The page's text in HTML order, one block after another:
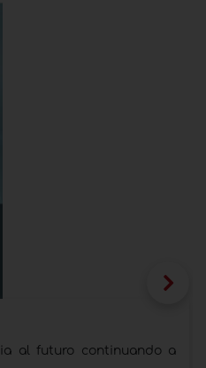
al futuro continuando a